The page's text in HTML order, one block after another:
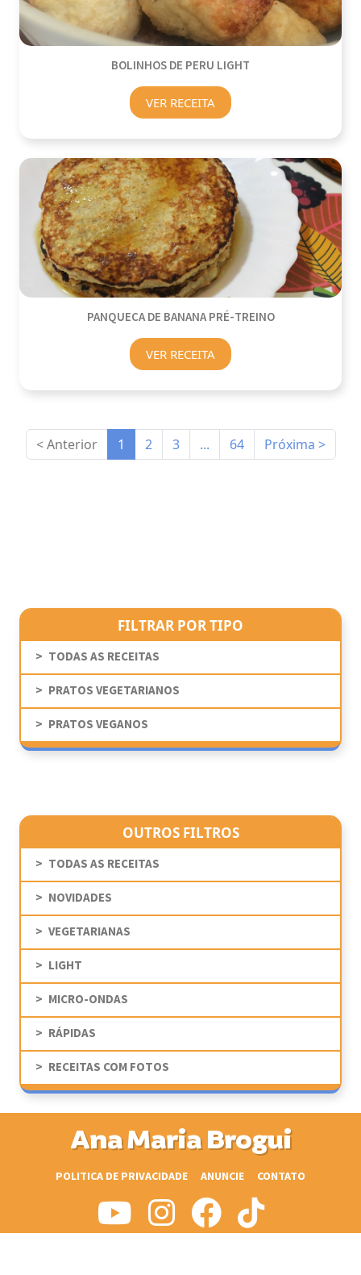
BOLINHOS DE PERU LIGHT
VER RECEITA
PANQUECA DE BANANA PRÉ-TREINO
VER RECEITA
< Anterior 1 2 3 ... 64 Próxima >
FILTRAR POR TIPO
TODAS AS RECEITAS
PRATOS VEGETARIANOS
PRATOS VEGANOS
OUTROS FILTROS
TODAS AS RECEITAS
NOVIDADES
VEGETARIANAS
LIGHT
MICRO-ONDAS
RÁPIDAS
RECEITAS COM FOTOS
Ana Maria Brogui
POLITICA DE PRIVACIDADE ANUNCIE CONTATO